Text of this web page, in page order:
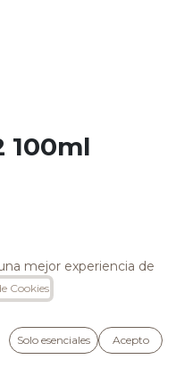
100ml
mejor experiencia de
Cookies
Solo esenciales Acepto